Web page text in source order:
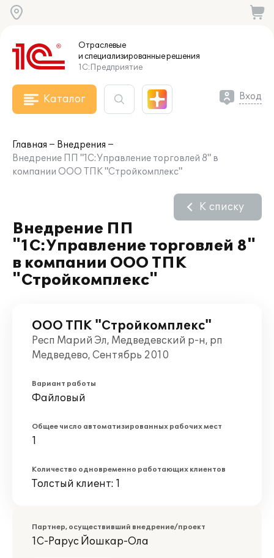
Отраслевые
и специализированныерешения
1С:Предприятие
Каталог Вход
Главная
Внедрения
Внедрение ПП "1С:Управление торговлей 8" в
компании ООО ТПК "Стройкомплекс"
Внедрение ПП
"1С:Управление торговлей 8"
в компании ООО ТПК
"Стройкомплекс"
К списку
ООО ТПК "Стройкомплекс"
Респ Марий Эл, Медведевский р-н, рп
Медведево, Сентябрь 2010
Вариант работы
Файловый
Общее число автоматизированных рабочих мест
1
Количество одновременно работающих клиентов
Толстый клиент: 1
Партнер, осуществивший внедрение/проект
1С-Рарус Йошкар-Ола